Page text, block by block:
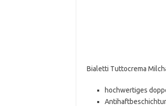
Bialetti Tuttocrema
hochwertiges